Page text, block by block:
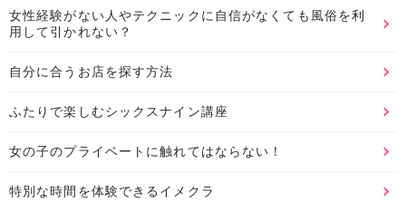
女性経験がない人やテクニックに自信がなくても風俗を利
用して引かれない？
自分に合うお店を探す方法
ふたりで楽しむシックスナイン講座
女の子のプライベートに触れてはならない！
特別な時間を体験できるイメクラ